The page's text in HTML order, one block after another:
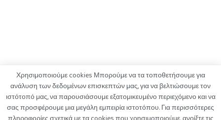
ΟΡΟΙ ΧΡΗΣΗΣ ΠΟΛΙΤΙΚΗ ΑΠΟΡΡΗΤΟΥ
ΔΙΑΦΗΜΙΣΗ
ΚΑΤΑΓΓΕΛΙΕΣ
ΕΠΙΚΟΙΝΩΝΙΑ
Χρησιμοποιούμε cookies Μπορούμε να τα τοποθετήσουμε για
ανάλυση των δεδομένων επισκεπτών μας, για να βελτιώσουμε τον
ιστότοπό μας, να παρουσιάσουμε εξατομικευμένο περιεχόμενο και να
σας προσφέρουμε μια μεγάλη εμπειρία ιστοτόπου. Για περισσότερες